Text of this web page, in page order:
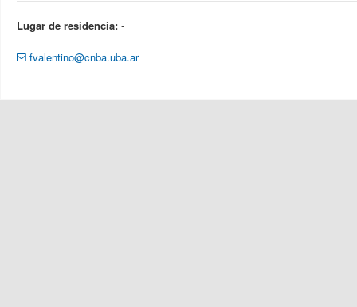
Lugar de residencia: -
fvalentino@cnba.uba.ar